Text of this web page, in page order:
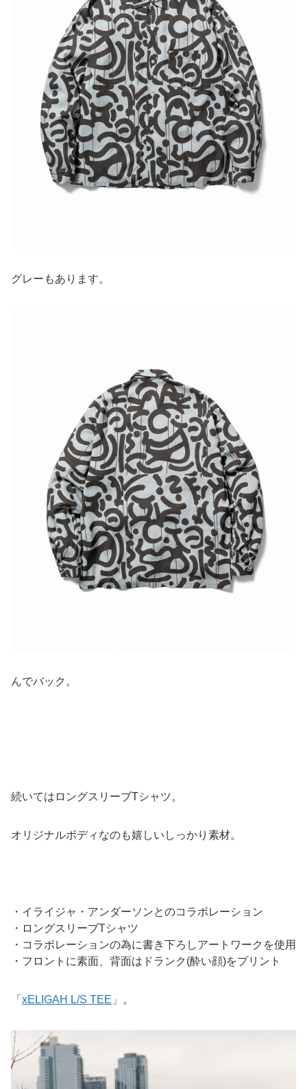
グレーもあります。
んでバック。
続いてはロングスリーブTシャツ。
オリジナルボディなのも嬉しいしっかり素材。
・イライジャ・アンダーソンとのコラボレーション
・ロングスリーブTシャツ
・コラボレーションの為に書き下ろしアートワークを使用
・フロントに素面、背面はドランク(酔い顔)をプリント
「 xELIGAH L/S TEE 」。